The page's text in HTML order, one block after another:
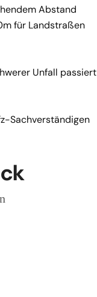
Abstand
für Landstraßen
Unfall passiert
Sachverständigen